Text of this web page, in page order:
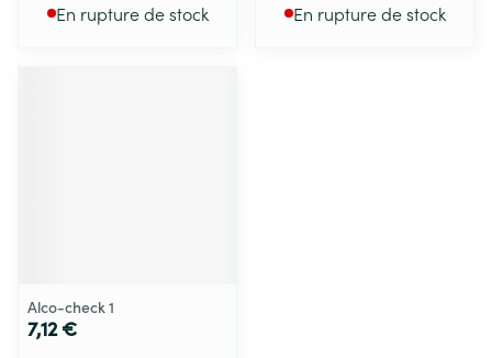
En rupture de stock En rupture de stock
Alco-check 1
7,12 €